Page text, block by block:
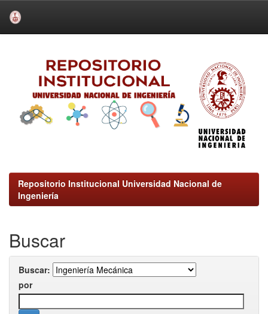
Repositorio Institucional Universidad Nacional de
Ingeniería
Buscar
Buscar:
por